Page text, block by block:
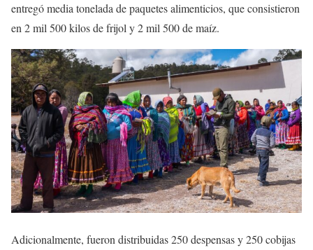
entregó media tonelada de paquetes alimenticios, que consistieron
en 2 mil 500 kilos de frijol y 2 mil 500 de maíz.
Adicionalmente, fueron distribuidas 250 despensas y 250 cobijas